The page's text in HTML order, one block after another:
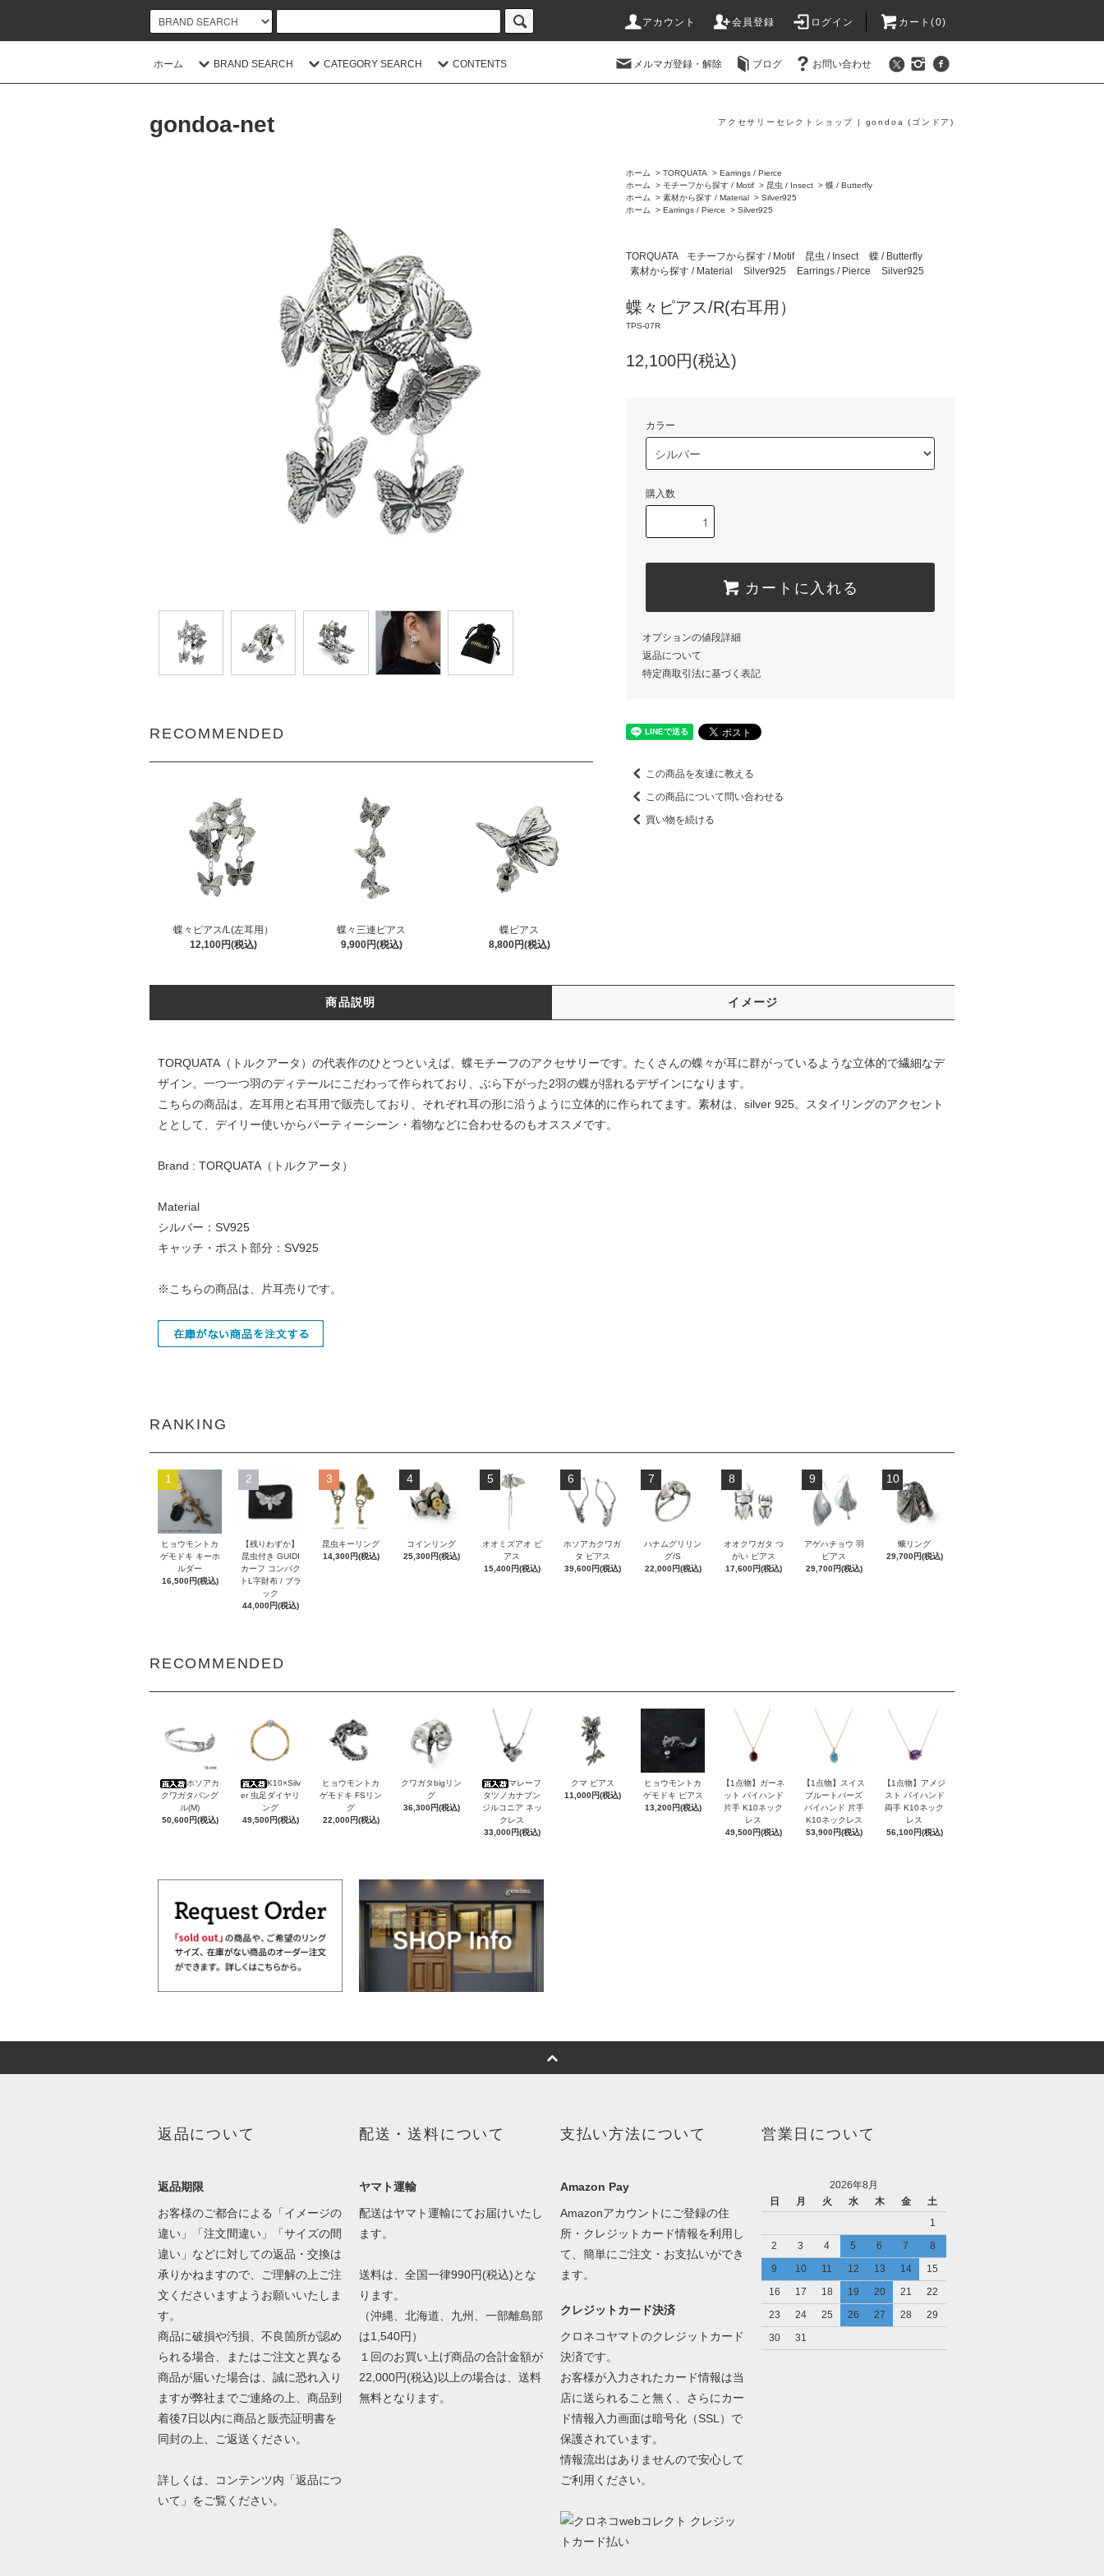
アカウント 会員登録 ログイン カート(0)
ホーム BRAND SEARCH CATEGORY SEARCH CONTENTS メルマガ登録・解除 ブログ お問い合わせ
gondoa-net アクセサリーセレクトショップ | gondoa (ゴンドア)
RECOMMENDED
蝶々ピアス/L(左耳用）
12,100円(税込)
蝶々三連ピアス
9,900円(税込)
蝶ピアス
8,800円(税込)
ホーム > TORQUATA > Earrings / Pierce
ホーム
> モチーフから探す / Motif > 昆虫 / Insect > 蝶 / Butterfly
ホーム
> 素材から探す / Material > Silver925
ホーム
> Earrings / Pierce > Silver925
TORQUATA モチーフから探す / Motif 昆虫 / Insect
蝶 / Butterfly
素材から探す / Material
Silver925 Earrings / Pierce Silver925
蝶々ピアス/R(右耳用）
TPS-07R
12,100円(税込)
カラー
購入数
カートに入れる
オプションの値段詳細
返品について
特定商取引法に基づく表記
この商品を友達に教える
この商品について問い合わせる
買い物を続ける
商品説明 イメージ
TORQUATA（トルクアータ）の代表作のひとつといえば、蝶モチーフのアクセサリーです。たくさんの蝶々が耳に群がっているような立体的で繊細なデ
ザイン。一つ一つ羽のディテールにこだわって作られており、ぶら下がった2羽の蝶が揺れるデザインになります。
こちらの商品は、左耳用と右耳用で販売しており、それぞれ耳の形に沿うように立体的に作られてます。素材は、silver 925。スタイリングのアクセント
ととして、デイリー使いからパーティーシーン・着物などに合わせるのもオススメです。
Brand : TORQUATA（トルクアータ）
Material
シルバー：SV925
キャッチ・ポスト部分：SV925
※こちらの商品は、片耳売りです。
RANKING
1
ヒョウモントカ
ゲモドキ キーホ
ルダー
16,500円(税込)
2
【残りわずか】
昆虫付き GUIDI
カーフ コンパク
トL字財布 / ブラ
ック
44,000円(税込)
3
昆虫キーリング
14,300円(税込)
4
コインリング
25,300円(税込)
5
オオミズアオ ピ
アス
15,400円(税込)
6
ホソアカクワガ
タ ピアス
39,600円(税込)
7
ハナムグリリン
グ/S
22,000円(税込)
8
オオクワガタ つ
がい ピアス
17,600円(税込)
9
アゲハチョウ 羽
ピアス
29,700円(税込)
10
蛾リング
29,700円(税込)
RECOMMENDED
ホソアカ
クワガタバング
ル(M)
50,600円(税込)
K10×Silv
er 虫足ダイヤリ
ング
49,500円(税込)
ヒョウモントカ
ゲモドキ FSリン
グ
22,000円(税込)
クワガタbigリン
グ
36,300円(税込)
マレーフ
タツノカナブン
ジルコニア ネッ
クレス
33,000円(税込)
クマ ピアス
11,000円(税込)
ヒョウモントカ
ゲモドキ ピアス
13,200円(税込)
【1点物】ガーネ
ット バイハンド
片手 K10ネック
レス
49,500円(税込)
【1点物】スイス
ブルートパーズ
バイハンド 片手
K10ネックレス
53,900円(税込)
【1点物】アメジ
スト バイハンド
両手 K10ネック
レス
56,100円(税込)
返品について
返品期限
お客様のご都合による「イメージの
違い」「注文間違い」「サイズの間
違い」などに対しての返品・交換は
承りかねますので、ご理解の上ご注
文くださいますようお願いいたしま
す。
商品に破損や汚損、不良箇所が認め
られる場合、またはご注文と異なる
商品が届いた場合は、誠に恐れ入り
ますが弊社までご連絡の上、商品到
着後7日以内に商品と販売証明書を
同封の上、ご返送ください。
詳しくは、コンテンツ内「返品につ
いて」をご覧ください。
配送・送料について
ヤマト運輸
配送はヤマト運輸にてお届けいたし
ます。
送料は、全国一律990円(税込)とな
ります。
（沖縄、北海道、九州、一部離島部
は1,540円）
１回のお買い上げ商品の合計金額が
22,000円(税込)以上の場合は、送料
無料となります。
支払い方法について
Amazon Pay
Amazonアカウントにご登録の住
所・クレジットカード情報を利用し
て、簡単にご注文・お支払いができ
ます。
クレジットカード決済
クロネコヤマトのクレジットカード
決済です。
お客様が入力されたカード情報は当
店に送られること無く、さらにカー
ド情報入力画面は暗号化（SSL）で
保護されています。
情報流出はありませんので安心して
ご利用ください。
営業日について
2026年8月
日
月 火 水 木 金
土
1
2
3 4 5 6 7
8
9
10 11 12 13 14
15
16
17 18 19 20 21
22
23
24 25 26 27 28
29
30
31